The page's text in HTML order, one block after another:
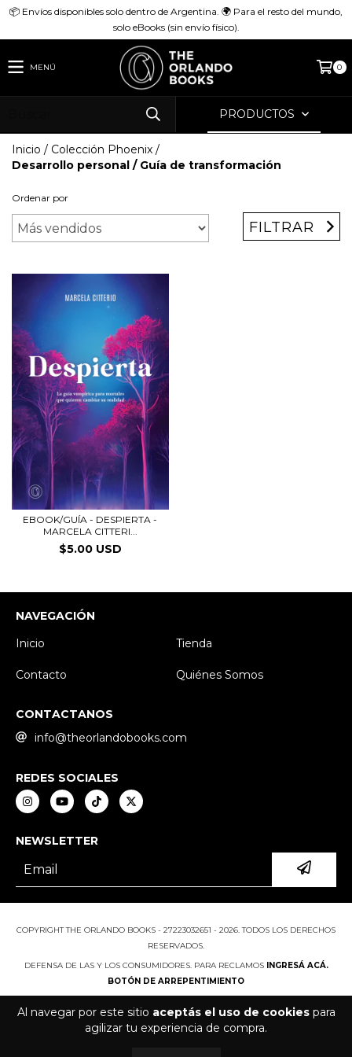
Al navegar por este sitio aceptás el uso de cookiespara
agilizar tu experiencia de compra.
📦 Envíos disponibles solo dentro de Argentina. 🌍 Para el resto del mundo,
solo eBooks (sin envío físico).
MENÚ 0
PRODUCTOS
Inicio / Colección Phoenix /
Desarrollo personal / Guía de transformación
Ordenar por
FILTRAR
EBOOK/GUÍA - DESPIERTA -
MARCELA CITTERI...
$5.00 USD
NAVEGACIÓN
Inicio
Tienda
Contacto Quiénes Somos
CONTACTANOS
info@theorlandobooks.com
REDES SOCIALES
NEWSLETTER
COPYRIGHT THE ORLANDO BOOKS - 27223032651 - 2026. TODOS LOS DERECHOS
RESERVADOS.
DEFENSA DE LAS Y LOS CONSUMIDORES. PARA RECLAMOS INGRESÁ ACÁ.
BOTÓN DE ARREPENTIMIENTO